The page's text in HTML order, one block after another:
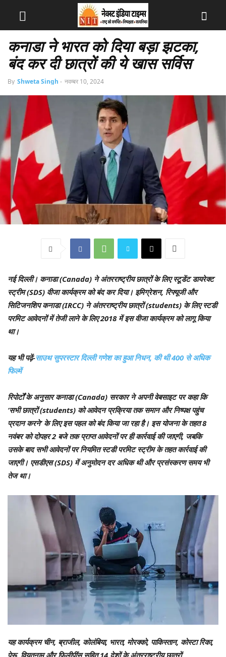
कनाडा ने भारत को दिया बड़ा झटका,
बंद कर दी छात्रों की ये खास सर्विस
By Shweta Singh - नवम्बर 10, 2024
नई दिल्ली। कनाडा (Canada) ने अंतरराष्ट्रीय छात्रों के लिए स्टूडेंट डायरेक्ट
स्ट्रीम (SDS) वीजा कार्यक्रम को बंद कर दिया। इमिग्रेशन, रिफ्यूजी और
सिटिजनशिप कनाडा (IRCC) ने अंतरराष्ट्रीय छात्रों (students) के लिए स्टडी
परमिट आवेदनों में तेजी लाने के लिए 2018 में इस वीजा कार्यक्रम को लागू किया
था।
यह भी पढ़ें-साउथ सुपरस्टार दिल्ली गणेश का हुआ निधन, की थी 400 से अधिक
फिल्में
रिपोर्टों के अनुसार कनाडा (Canada) सरकार ने अपनी वेबसाइट पर कहा कि
‘सभी छात्रों (students) को आवेदन प्रक्रिया तक समान और निष्पक्ष पहुंच
प्रदान करने’ के लिए इस पहल को बंद किया जा रहा है। इस योजना के तहत 8
नवंबर को दोपहर 2 बजे तक प्राप्त आवेदनों पर ही कार्रवाई की जाएगी, जबकि
उसके बाद सभी आवेदनों पर नियमित स्टडी परमिट स्ट्रीम के तहत कार्रवाई की
जाएगी। एसडीएस (SDS) में अनुमोदन दर अधिक थी और प्रसंस्करण समय भी
तेज था।
यह कार्यक्रम चीन, ब्राजील, कोलंबिया, भारत, मोरक्को, पाकिस्तान, कोस्टा रिका,